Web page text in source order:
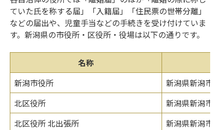
ていた氏を称する届」「入籍届」「住民票の世帯分離」
などの届出や、児童手当などの手続きを受け付けていま
す。新潟県の市役所・区役所・役場は以下の通りです。
名称
新潟市役所
新潟県新潟市
北区役所
新潟県新潟市
北区役所 北出張所
新潟県新潟市